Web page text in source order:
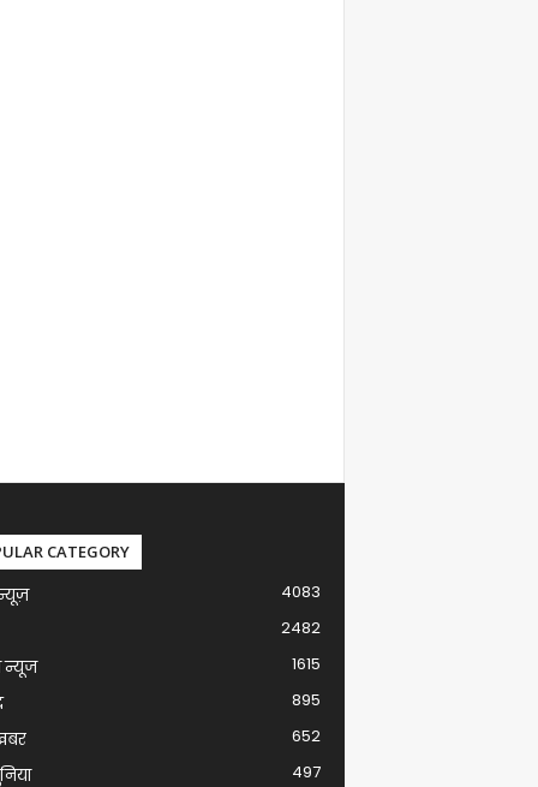
CATEGORY
4083
2482
न्यूज
1615
895
652
497